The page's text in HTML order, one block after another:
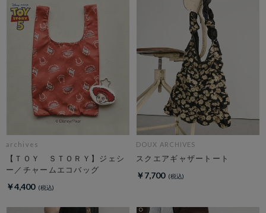
archives
【ＴＯＹ ＳＴＯＲＹ】ジェシ
ー／チャームエコバッグ
￥4,400
DOUX ARCHIVES
スクエアギャザートート
￥7,700